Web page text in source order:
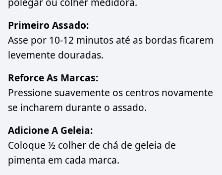
Primeiro Assado:
Asse por 10-12 minutos até as bordas ficarem
levemente douradas.
Reforce As Marcas:
Pressione suavemente os centros novamente
se incharem durante o assado.
Adicione A Geleia:
Coloque ½ colher de chá de geleia de
pimenta em cada marca.